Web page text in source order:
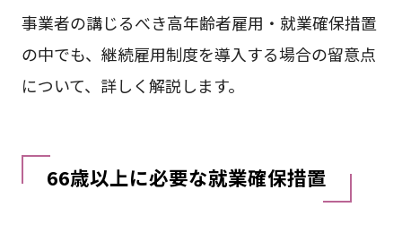
事業者の講じるべき高年齢者雇用・就業確保措置
の中でも、継続雇用制度を導入する場合の留意点
について、詳しく解説します。
66歳以上に必要な就業確保措置